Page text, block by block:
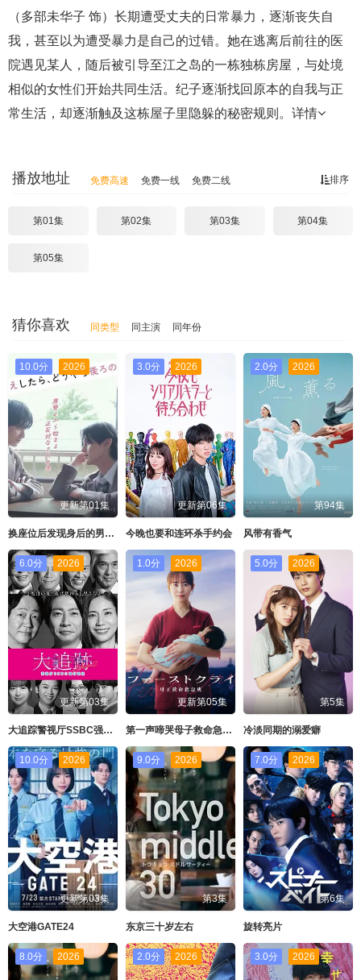
（多部未华子 饰）长期遭受丈夫的日常暴力，逐渐丧失自
我，甚至以为遭受暴力是自己的过错。她在逃离后前往的医
院遇见某人，随后被引导至江之岛的一栋独栋房屋，与处境
相似的女性们开始共同生活。纪子逐渐找回原本的自我与正
常生活，却逐渐触及这栋屋子里隐躲的秘密规则。 详情
排序
播放地址 免费高速 免费一线 免费二线
第01集 第02集 第03集 第04集
第05集
猜你喜欢 同类型 同主演 同年份
10.0分 2026
更新第01集
换座位后发现身后的男生好像喜欢我
3.0分 2026
更新第06集
今晚也要和连环杀手约会
2.0分 2026
第94集
风带有香气
6.0分 2026
更新第03集
大追踪警视厅SSBC强行犯系第二季
1.0分 2026
更新第05集
第一声啼哭母子救命急救班
5.0分 2026
第5集
冷淡同期的溺爱癖
10.0分 2026
更新第03集
大空港GATE24
9.0分 2026
第3集
东京三十岁左右
7.0分 2026
第6集
旋转亮片
8.0分 2026 2.0分 2026 3.0分 2026